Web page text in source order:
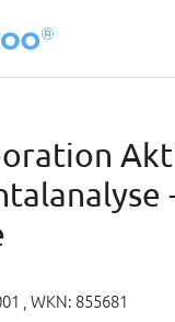
, WKN: 855681